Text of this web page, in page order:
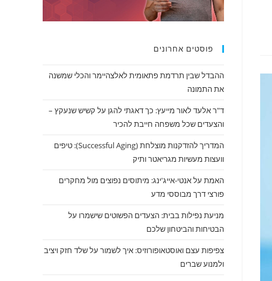
פוסטים אחרונים
ההבדל שבין תרדמת פתאומית לאלצהיימר והכלי שמשנה
את התמונה
ד"ר אלעד לאור מייעץ: כך דאגתי להגן על קשיש שנעקץ –
והצעדים שכל משפחה חייבת להכיר
המדריך להזדקנות מוצלחת (Successful Aging): טיפים
וועצות מעשיות מגריאטר ותיק
האמת על אנטי-אייג'ינג: מיתוסים נפוצים מול מחקרים
פורצי דרך מבוססי מדע
מניעת נפילות בבית: הצעדים הפשוטים שישמרו על
הבטיחות והביטחון שלכם
צפיפות עצם ואוסטאופורוזיס: איך לשמור על שלד חזק ויציב
ולמנוע שברים